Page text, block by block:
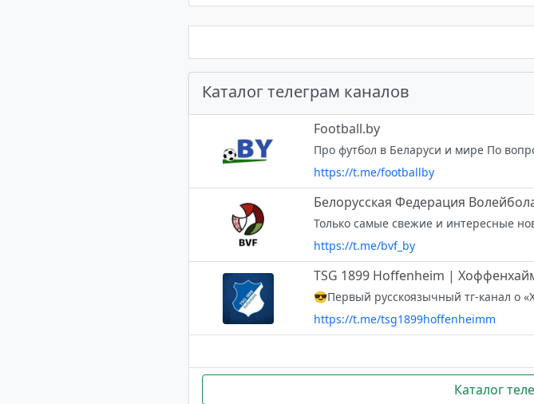
Каталог телеграм каналов
Football.by
Про футбол в Беларуси и мире По
https://t.me/footballby
Белорусская Федерация
Только самые свежие и интересные
https://t.me/bvf_by
TSG 1899 Hoffenheim |
https://t.me/tsg1899hoffenheimm
Каталог